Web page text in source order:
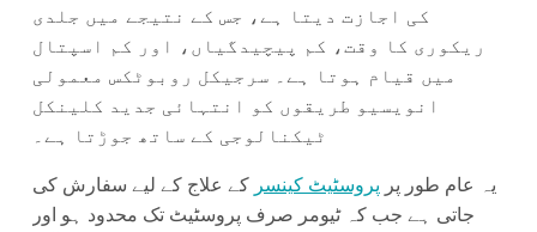
کی اجازت دیتا ہے، جس کے نتیجے میں جلدی
ریکوری کا وقت، کم پیچیدگیاں، اور کم اسپتال
میں قیام ہوتا ہے۔ سرجیکل روبوٹکس معمولی
انویسیو طریقوں کو انتہائی جدید کلینکل
ٹیکنالوجی کے ساتھ جوڑتا ہے۔
یہ عام طور پر پروسٹیٹ کینسر کے علاج کے لیے سفارش کی
جاتی ہے جب کہ ٹیومر صرف پروسٹیٹ تک محدود ہو اور